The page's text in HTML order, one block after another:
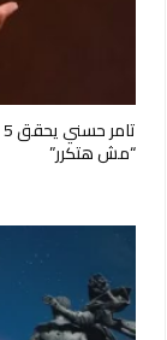
“مش هتكرر”